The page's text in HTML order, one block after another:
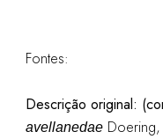
Fontes:
Descrição original:
avellanedaeDoering,